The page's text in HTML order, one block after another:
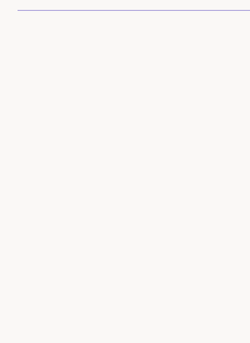
Machinewas op 40 °C
Drogen op lage